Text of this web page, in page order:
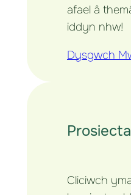
afael â
iddyn nhw!
Dysgwch
Cliciwch